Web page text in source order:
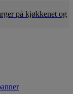
på kjøkkenet og